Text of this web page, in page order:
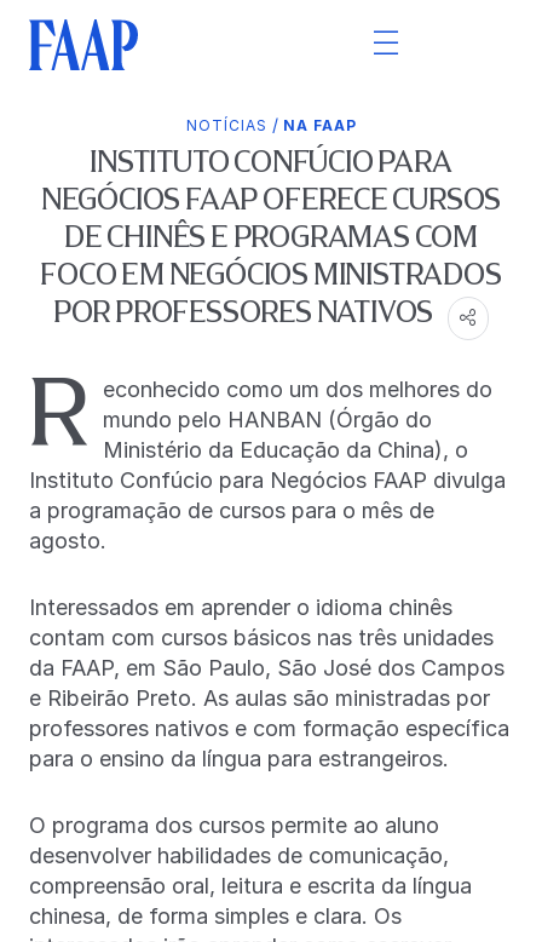
NOTÍCIAS / NA FAAP
INSTITUTO CONFÚCIO PARA
NEGÓCIOS FAAP OFERECE CURSOS
DE CHINÊS E PROGRAMAS COM
FOCO EM NEGÓCIOS MINISTRADOS
POR PROFESSORES NATIVOS
R
econhecido como um dos melhores do
mundo pelo HANBAN (Órgão do
Ministério da Educação da China), o
Instituto Confúcio para Negócios FAAP divulga
a programação de cursos para o mês de
agosto.
Interessados em aprender o idioma chinês
contam com cursos básicos nas três unidades
da FAAP, em São Paulo, São José dos Campos
e Ribeirão Preto. As aulas são ministradas por
professores nativos e com formação específica
para o ensino da língua para estrangeiros.
O programa dos cursos permite ao aluno
desenvolver habilidades de comunicação,
compreensão oral, leitura e escrita da língua
chinesa, de forma simples e clara. Os